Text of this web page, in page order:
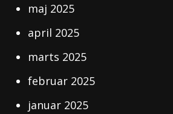
maj 2025
april 2025
marts 2025
februar 2025
januar 2025